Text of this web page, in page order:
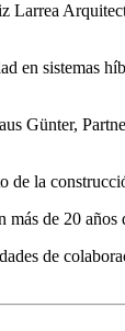
en sistemas
Günter,
la
de 20
de